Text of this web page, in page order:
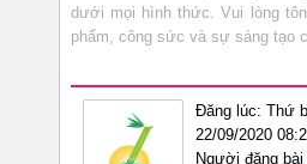
dưới mọi hình thức. Vui lòng
phẩm, công sức và sự sáng tạo
Đăng lúc: Thứ
22/09/2020
Người đăng bài